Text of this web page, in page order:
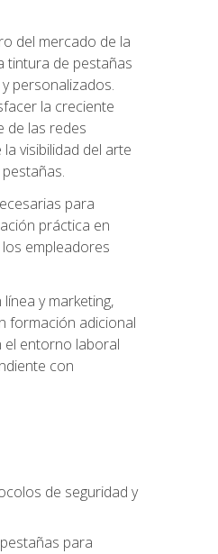
del mercado de la
tintura de pestañas
personalizados.
la creciente
de las redes
visibilidad del arte
para
práctica en
empleadores
y marketing,
formación adicional
el entorno laboral
con
de seguridad y
para